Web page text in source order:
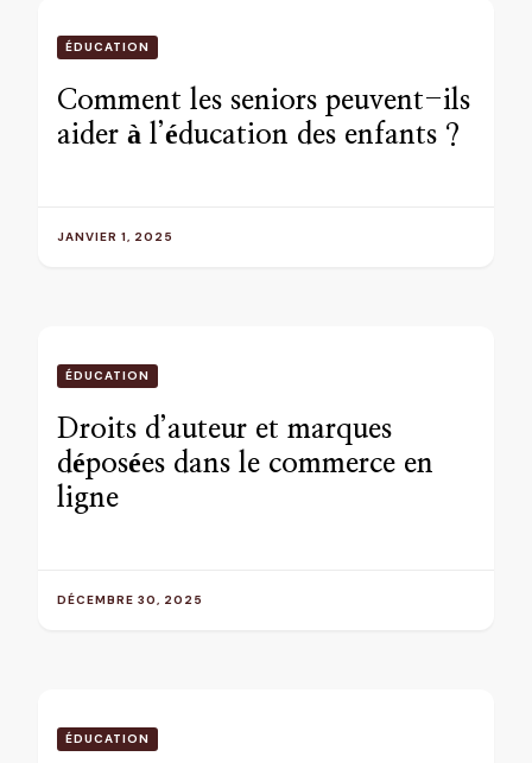
ÉDUCATION
Comment les seniors peuvent-ils
aider à l’éducation des enfants ?
JANVIER 1, 2025
ÉDUCATION
Droits d’auteur et marques
déposées dans le commerce en
ligne
DÉCEMBRE 30, 2025
ÉDUCATION